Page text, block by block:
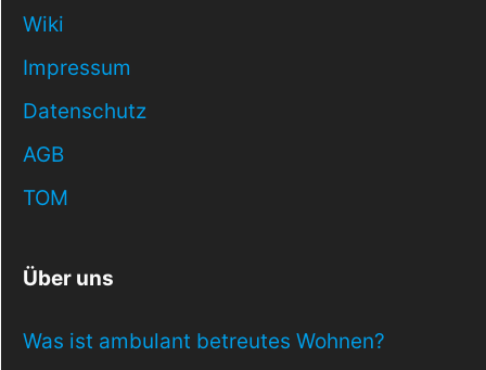
Wiki
Impressum
Datenschutz
AGB
TOM
Über uns
Was ist ambulant betreutes Wohnen?